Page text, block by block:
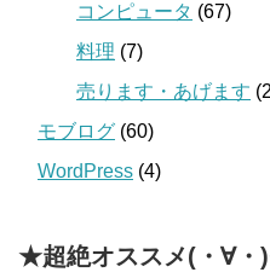
コンピュータ (67)
料理 (7)
売ります・あげます
モブログ (60)
WordPress (4)
★超絶オススメ(・∀